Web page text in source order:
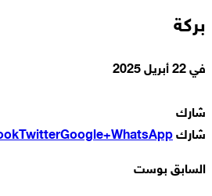
بركة
في 22 أبريل 2025
شارك
شارك
TwitterGoogle+WhatsApp
السابق بوست